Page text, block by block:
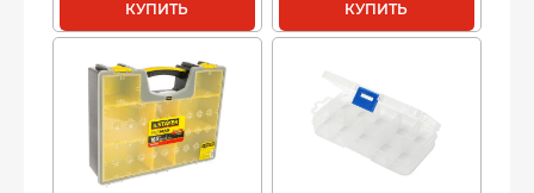
КУПИТЬ КУПИТЬ